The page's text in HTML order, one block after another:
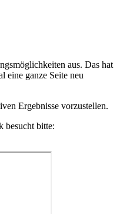
aus. Das hat
eine ganze Seite neu
Ergebnisse vorzustellen.
besucht bitte: